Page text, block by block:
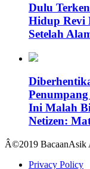
Dulu
Hidup Revi
Setelah
Ini Malah
Netizen:
Â©2019 BacaanAsik
Privacy Policy